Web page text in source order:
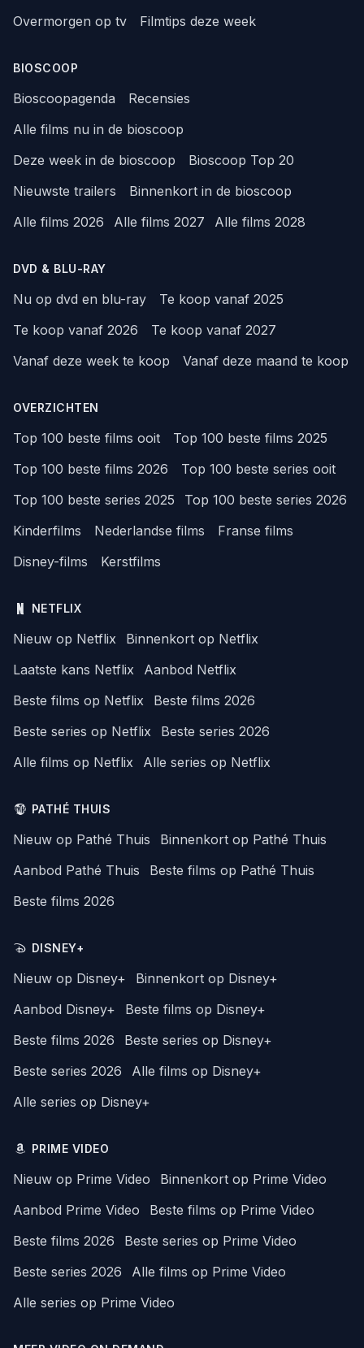
Overmorgen op tv
Filmtips deze week
BIOSCOOP
Bioscoopagenda
Recensies
Alle films nu in de bioscoop
Deze week in de bioscoop
Bioscoop Top 20
Nieuwste trailers
Binnenkort in de bioscoop
Alle films 2026
Alle films 2027 Alle films 2028
DVD & BLU-RAY
Nu op dvd en blu-ray
Te koop vanaf 2025
Te koop vanaf 2026
Te koop vanaf 2027
Vanaf deze week te koop
Vanaf deze maand te koop
OVERZICHTEN
Top 100 beste films ooit
Top 100 beste films 2025
Top 100 beste films 2026
Top 100 beste series ooit
Top 100 beste series 2025
Top 100 beste series 2026
Kinderfilms
Nederlandse films
Franse films
Disney-films
Kerstfilms
NETFLIX
Nieuw op Netflix
Binnenkort op Netflix
Laatste kans Netflix
Aanbod Netflix
Beste films op Netflix
Beste films 2026
Beste series op Netflix
Beste series 2026
Alle films op Netflix
Alle series op Netflix
PATHÉ THUIS
Nieuw op Pathé Thuis
Binnenkort op Pathé Thuis
Aanbod Pathé Thuis
Beste films op Pathé Thuis
Beste films 2026
DISNEY+
Nieuw op Disney+
Binnenkort op Disney+
Aanbod Disney+
Beste films op Disney+
Beste films 2026
Beste series op Disney+
Beste series 2026
Alle films op Disney+
Alle series op Disney+
PRIME VIDEO
Nieuw op Prime Video
Binnenkort op Prime Video
Aanbod Prime Video
Beste films op Prime Video
Beste films 2026
Beste series op Prime Video
Beste series 2026
Alle films op Prime Video
Alle series op Prime Video